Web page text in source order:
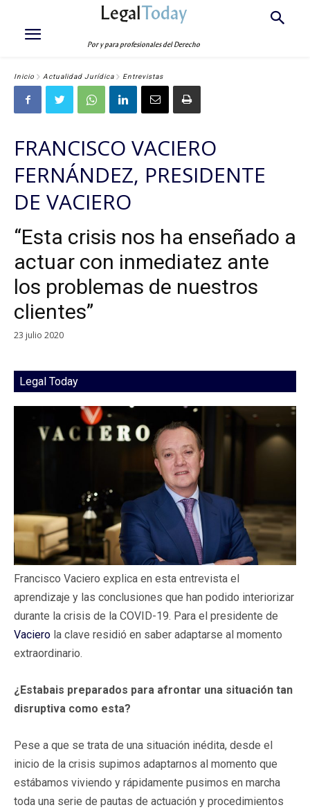
LegalToday
Por y para profesionales del Derecho
Inicio Actualidad Jurídica Entrevistas
FRANCISCO VACIERO
FERNÁNDEZ, PRESIDENTE
DE VACIERO
“Esta crisis nos ha enseñado a
actuar con inmediatez ante
los problemas de nuestros
clientes”
23 julio 2020
Legal Today
Francisco Vaciero explica en esta entrevista el
aprendizaje y las conclusiones que han podido interiorizar
durante la crisis de la COVID-19. Para el presidente de
Vaciero la clave residió en saber adaptarse al momento
extraordinario.
¿Estabais preparados para afrontar una situación tan
disruptiva como esta?
Pese a que se trata de una situación inédita, desde el
inicio de la crisis supimos adaptarnos al momento que
estábamos viviendo y rápidamente pusimos en marcha
toda una serie de pautas de actuación y procedimientos